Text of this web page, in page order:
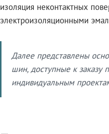
изоляция неконтактных
электроизоляционными
Далее представлены
шин, доступные к заказу
индивидуальным